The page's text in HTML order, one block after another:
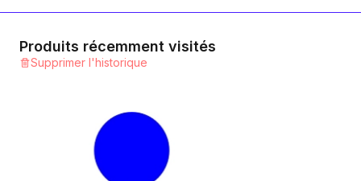
Produits récemment visités
Supprimer l'historique